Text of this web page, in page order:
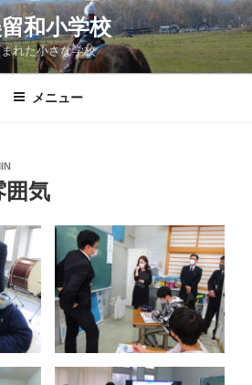
和小学校
れた小さな学校
メニュー
囲気